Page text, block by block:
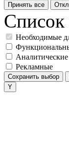
Принять все
Список
Необходимые
Аналитические
Рекламные
Сохранить выбор